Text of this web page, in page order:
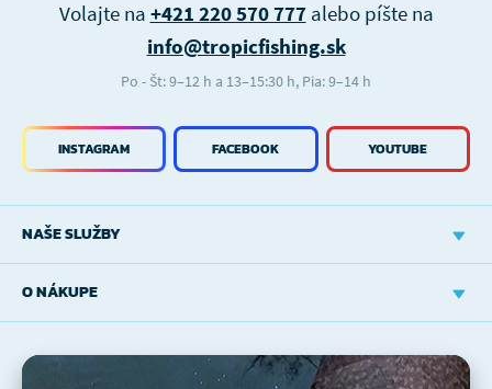
NAŠE SLUŽBY
O NÁKUPE
INSTAGRAM FACEBOOK YOUTUBE
Volajte na +421 220 570 777alebo píšte na
info@tropicfishing.sk
Po - Št: 9–12 h a 13–15:30 h, Pia: 9–14 h